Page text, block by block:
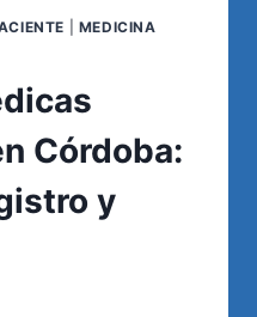
MEDICINA
Córdoba:
y